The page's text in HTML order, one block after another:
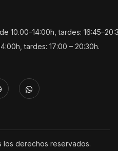
10.00–14:00h, tardes:
tardes: 17:00 – 20:30h.
derechos reservados.